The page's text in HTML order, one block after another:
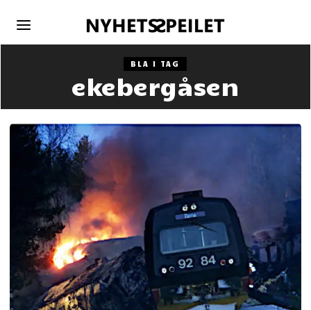
BLA I TAG
ekebergåsen